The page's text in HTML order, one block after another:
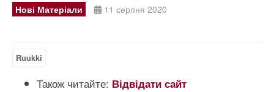
Нові Матеріали 11 серпня 2020
Ruukki
Також читайте: Відвідати сайт